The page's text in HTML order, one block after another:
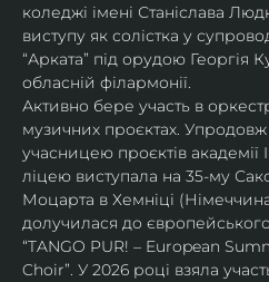
коледжі імені Станіслава
виступу як солістка у
“Арката” під орудою Георгія
обласній філармонії.
Активно бере участь в
музичних проєктах.
учасницею проєктів академії
ліцею виступала на 35-му
Моцарта в Хемніці
долучилася до
“TANGO PUR! – European
Choir”. У 2026 році взяла